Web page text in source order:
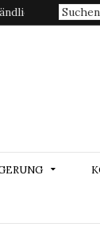
erklärtSuche